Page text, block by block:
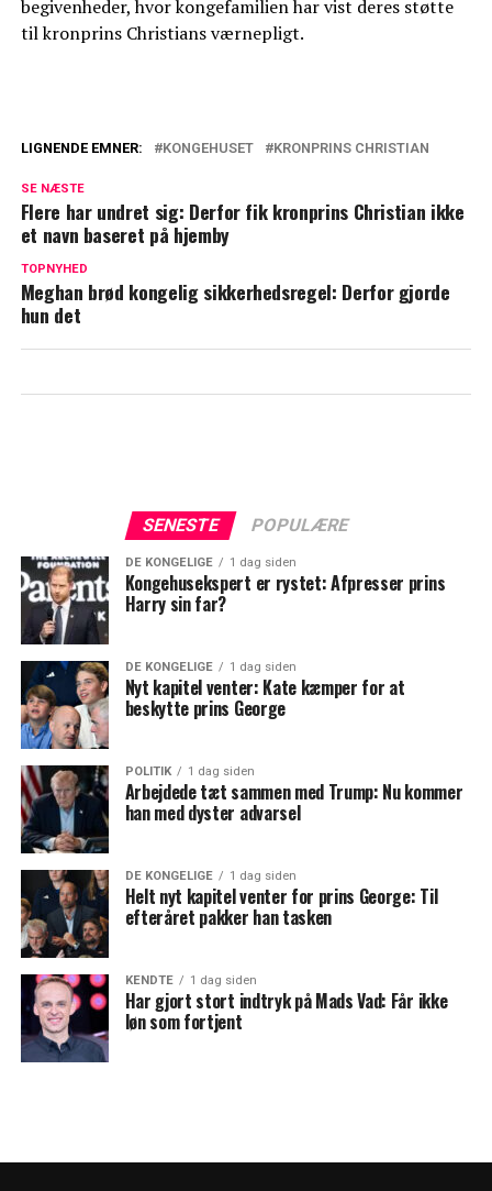
begivenheder, hvor kongefamilien har vist deres støtte
til kronprins Christians værnepligt.
kronprins Christians nye eventyr
Kongehuset bekræfter: Kronprins
LIGNENDE EMNER: KONGEHUSET KRONPRINS CHRISTIAN
SE NÆSTE
Flere har undret sig: Derfor fik kronprins Christian ikke
et navn baseret på hjemby
TOPNYHED
Meghan brød kongelig sikkerhedsregel: Derfor gjorde
hun det
SENESTE POPULÆRE
DE KONGELIGE 1 dag siden
Kongehusekspert er rystet: Afpresser prins
Harry sin far?
DE KONGELIGE 1 dag siden
Nyt kapitel venter: Kate kæmper for at
beskytte prins George
POLITIK 1 dag siden
Arbejdede tæt sammen med Trump: Nu kommer
han med dyster advarsel
DE KONGELIGE 1 dag siden
Helt nyt kapitel venter for prins George: Til
efteråret pakker han tasken
KENDTE 1 dag siden
Har gjort stort indtryk på Mads Vad: Får ikke
løn som fortjent